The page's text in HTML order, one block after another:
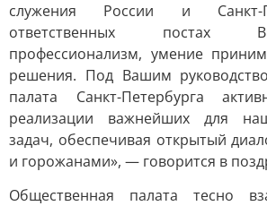
служения России и Санкт-
ответственных постах
профессионализм, умение
решения. Под Вашим
палата Санкт-Петербурга
реализации важнейших для
задач, обеспечивая открытый
и горожанами», — говорится в
Общественная палата тесно